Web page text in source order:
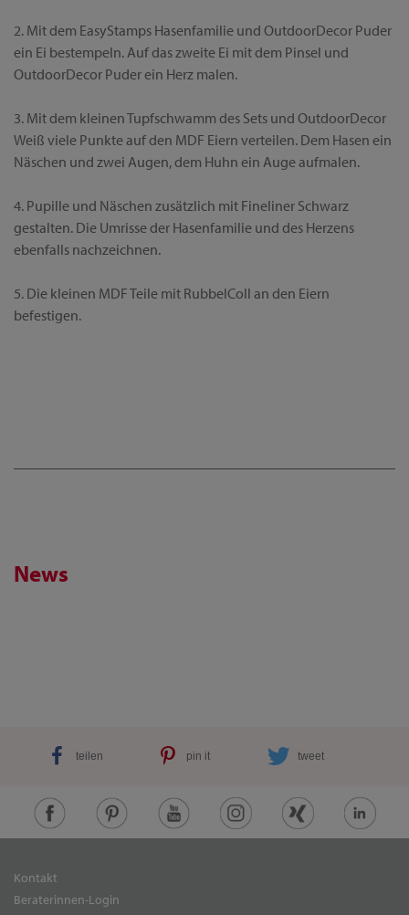
2. Mit dem EasyStamps Hasenfamilie und OutdoorDecor Puder
ein Ei bestempeln. Auf das zweite Ei mit dem Pinsel und
OutdoorDecor Puder ein Herz malen.
3. Mit dem kleinen Tupfschwamm des Sets und OutdoorDecor
Weiß viele Punkte auf den MDF Eiern verteilen. Dem Hasen ein
Näschen und zwei Augen, dem Huhn ein Auge aufmalen.
4. Pupille und Näschen zusätzlich mit Fineliner Schwarz
gestalten. Die Umrisse der Hasenfamilie und des Herzens
ebenfalls nachzeichnen.
5. Die kleinen MDF Teile mit RubbelColl an den Eiern
befestigen.
News
teilen pin it tweet
Kontakt
Beraterinnen-Login